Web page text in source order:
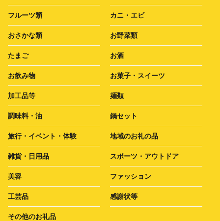
フルーツ類 カニ・エビ
おさかな類 お野菜類
たまご お酒
お飲み物 お菓子・スイーツ
加工品等 麺類
調味料・油 鍋セット
旅行・イベント・体験 地域のお礼の品
雑貨・日用品 スポーツ・アウトドア
美容 ファッション
工芸品 感謝状等
その他のお礼品